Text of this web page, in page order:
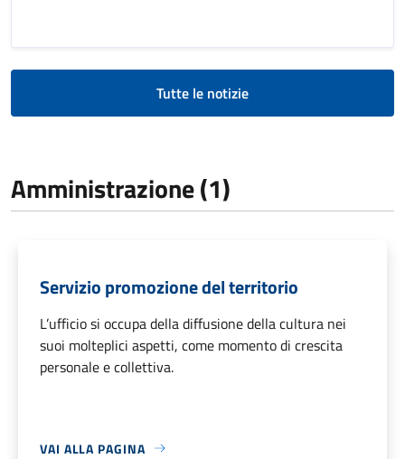
Tutte le notizie
Amministrazione (1)
Servizio promozione del territorio
L’ufficio si occupa della diffusione della cultura nei
suoi molteplici aspetti, come momento di crescita
personale e collettiva.
VAI ALLA PAGINA